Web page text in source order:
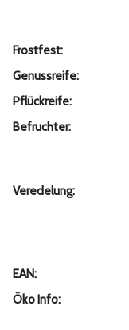
Frostfest:
Genussreife:
Pflückreife:
Befruchter:
Veredelung:
EAN:
Öko Info: